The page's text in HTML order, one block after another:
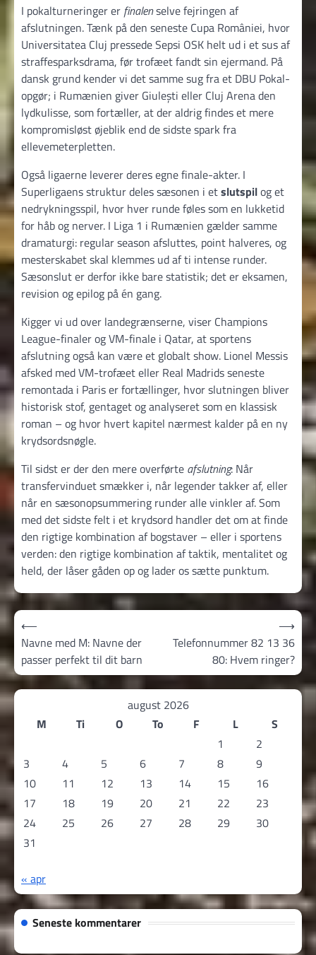
I pokalturneringer er finalenselve fejringen af
afslutningen. Tænk på den seneste Cupa României, hvor
Universitatea Cluj pressede Sepsi OSK helt ud i et sus af
straffesparksdrama, før trofæet fandt sin ejermand. På
dansk grund kender vi det samme sug fra et DBU Pokal-
opgør; i Rumænien giver Giulești eller Cluj Arena den
lydkulisse, som fortæller, at der aldrig findes et mere
kompromisløst øjeblik end de sidste spark fra
ellevemeterpletten.
Også ligaerne leverer deres egne finale-akter. I
Superligaens struktur deles sæsonen i etslutspilog et
nedrykningsspil, hvor hver runde føles som en lukketid
for håb og nerver. I Liga 1 i Rumænien gælder samme
dramaturgi: regular season afsluttes, point halveres, og
mesterskabet skal klemmes ud af ti intense runder.
Sæsonslut er derfor ikke bare statistik; det er eksamen,
revision og epilog på én gang.
Kigger vi ud over landegrænserne, viser Champions
League-finaler og VM-finale i Qatar, at sportens
afslutning også kan være et globalt show. Lionel Messis
afsked med VM-trofæet eller Real Madrids seneste
remontada i Paris er fortællinger, hvor slutningen bliver
historisk stof, gentaget og analyseret som en klassisk
roman – og hvor hvert kapitel nærmest kalder på en ny
krydsordsnøgle.
Til sidst er der den mere overførte afslutning: Når
transfervinduet smækker i, når legender takker af, eller
når en sæsonopsummering runder alle vinkler af. Som
med det sidste felt i et krydsord handler det om at finde
den rigtige kombination af bogstaver – eller i sportens
verden: den rigtige kombination af taktik, mentalitet og
held, der låser gåden op og lader os sætte punktum.
Indlægsnavigation
⟵
Navne med M: Navne der
passer perfekt til dit barn
Telefonnummer 82 13 36
80: Hvem ringer?
⟶
august 2026
M
Ti O To F L
S
1
2
3
4 5 6 7 8
9
10
11 12 13 14 15
16
17
18 19 20 21 22
23
24
25 26 27 28 29
30
31
« apr
Seneste kommentarer